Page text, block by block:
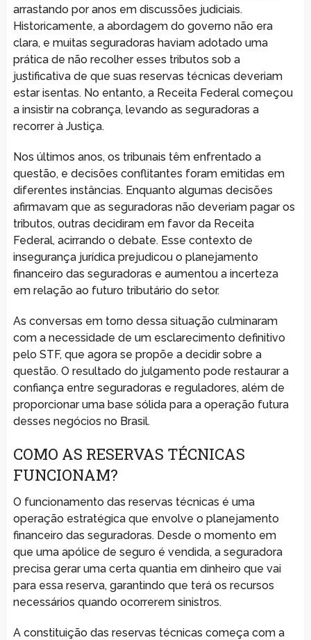
arrastando por anos em discussões judiciais.
Historicamente, a abordagem do governo não era
clara, e muitas seguradoras haviam adotado uma
prática de não recolher esses tributos sob a
justificativa de que suas reservas técnicas deveriam
estar isentas. No entanto, a Receita Federal começou
a insistir na cobrança, levando as seguradoras a
recorrer à Justiça.
Nos últimos anos, os tribunais têm enfrentado a
questão, e decisões conflitantes foram emitidas em
diferentes instâncias. Enquanto algumas decisões
afirmavam que as seguradoras não deveriam pagar os
tributos, outras decidiram em favor da Receita
Federal, acirrando o debate. Esse contexto de
insegurança jurídica prejudicou o planejamento
financeiro das seguradoras e aumentou a incerteza
em relação ao futuro tributário do setor.
As conversas em torno dessa situação culminaram
com a necessidade de um esclarecimento definitivo
pelo STF, que agora se propõe a decidir sobre a
questão. O resultado do julgamento pode restaurar a
confiança entre seguradoras e reguladores, além de
proporcionar uma base sólida para a operação futura
desses negócios no Brasil.
COMO AS RESERVAS TÉCNICAS
FUNCIONAM?
O funcionamento das reservas técnicas é uma
operação estratégica que envolve o planejamento
financeiro das seguradoras. Desde o momento em
que uma apólice de seguro é vendida, a seguradora
precisa gerar uma certa quantia em dinheiro que vai
para essa reserva, garantindo que terá os recursos
necessários quando ocorrerem sinistros.
A constituição das reservas técnicas começa com a